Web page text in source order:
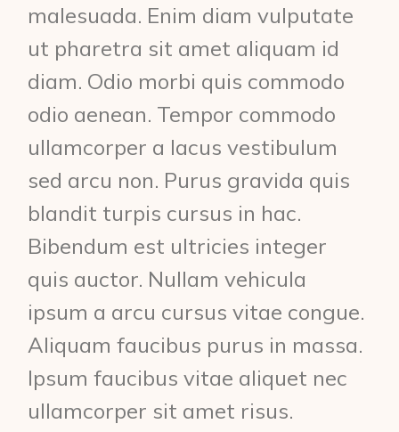
malesuada. Enim diam vulputate
ut pharetra sit amet aliquam id
diam. Odio morbi quis commodo
odio aenean. Tempor commodo
ullamcorper a lacus vestibulum
sed arcu non. Purus gravida quis
blandit turpis cursus in hac.
Bibendum est ultricies integer
quis auctor. Nullam vehicula
ipsum a arcu cursus vitae congue.
Aliquam faucibus purus in massa.
Ipsum faucibus vitae aliquet nec
ullamcorper sit amet risus.